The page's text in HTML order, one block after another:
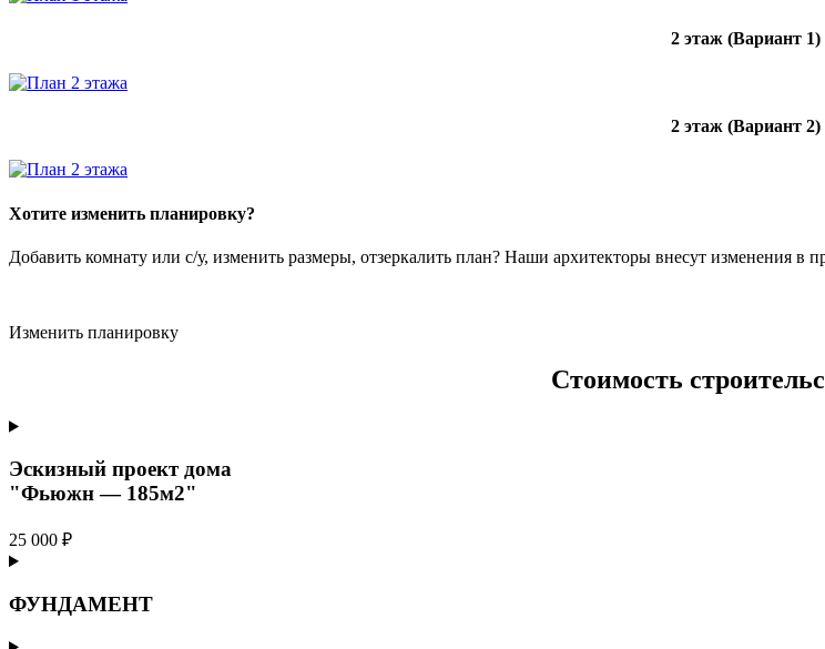
2 этаж (Вариант 1)
2 этаж (Вариант 2)
Хотите изменить планировку?
Добавить комнату или с/у, изменить размеры, отзеркалить план? Наши архитекторы внесут изменения в
Изменить планировку
Стоимость
Эскизный проект дома
"Фьюжн — 185м2"
25 000 ₽
ФУНДАМЕНТ